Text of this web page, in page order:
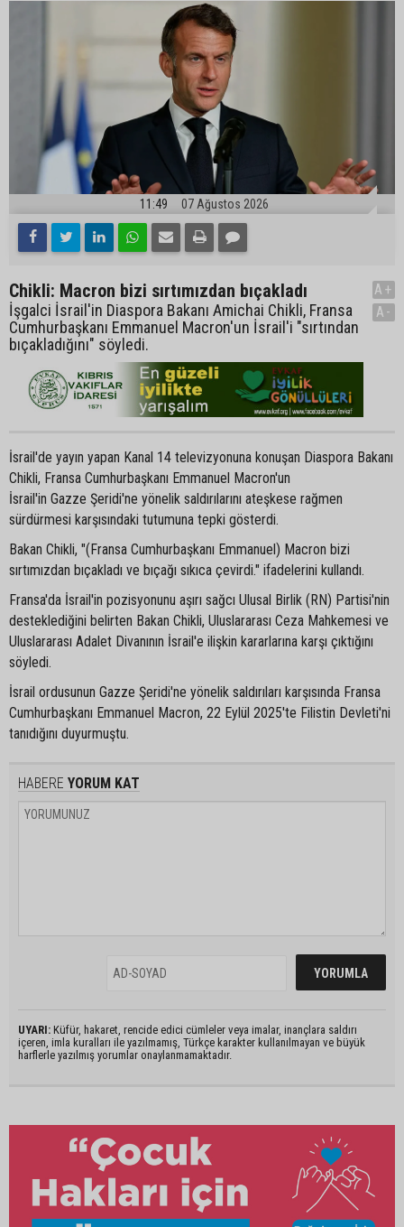
11:49 07 Ağustos 2026
Chikli: Macron bizi sırtımızdan bıçakladı
İşgalci İsrail'in Diaspora Bakanı Amichai Chikli, Fransa
Cumhurbaşkanı Emmanuel Macron'un İsrail'i "sırtından
bıçakladığını" söyledi.
A+
A-
İsrail'de yayın yapan Kanal 14 televizyonuna konuşan Diaspora Bakanı
Chikli, Fransa Cumhurbaşkanı Emmanuel Macron'un
İsrail'in Gazze Şeridi'ne yönelik saldırılarını ateşkese rağmen
sürdürmesi karşısındaki tutumuna tepki gösterdi.
Bakan Chikli, "(Fransa Cumhurbaşkanı Emmanuel) Macron bizi
sırtımızdan bıçakladı ve bıçağı sıkıca çevirdi." ifadelerini kullandı.
Fransa'da İsrail'in pozisyonunu aşırı sağcı Ulusal Birlik (RN) Partisi'nin
desteklediğini belirten Bakan Chikli, Uluslararası Ceza Mahkemesi ve
Uluslararası Adalet Divanının İsrail'e ilişkin kararlarına karşı çıktığını
söyledi.
İsrail ordusunun Gazze Şeridi'ne yönelik saldırıları karşısında Fransa
Cumhurbaşkanı Emmanuel Macron, 22 Eylül 2025'te Filistin Devleti'ni
tanıdığını duyurmuştu.
HABERE YORUM KAT
UYARI: Küfür, hakaret, rencide edici cümleler veya imalar, inançlara saldırı
içeren, imla kuralları ile yazılmamış, Türkçe karakter kullanılmayan ve büyük
harflerle yazılmış yorumlar onaylanmamaktadır.